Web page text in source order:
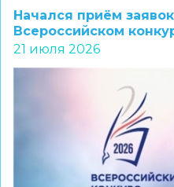
в
для
участников
из
Начался приём
Всероссийском
21 июля 2026